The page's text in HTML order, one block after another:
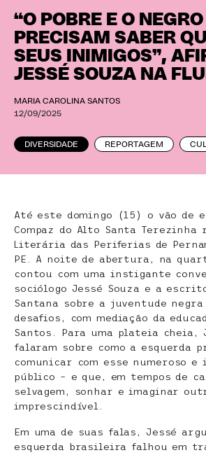
“O POBRE E O NEGRO
PRECISAM SABER
SEUS INIMIGOS”,
JESSÉ SOUZA NA
MARIA CAROLINA SANTOS
12/09/2025
DIVERSIDADE REPORTAGEM
Até este domingo (15) o vão de
Compaz do Alto Santa Terezinha
Literária das Periferias de
PE. A noite de abertura, na
contou com uma instigante
sociólogo Jessé Souza e a
Santana sobre a juventude negra
desafios, com mediação da
Santos. Para uma plateia cheia,
falaram sobre como a esquerda
comunicar com esse numeroso e
público – e que, em tempos de
selvagem, sonhar e imaginar
imprescindível.
Em uma de suas falas, Jessé
esquerda brasileira falhou em